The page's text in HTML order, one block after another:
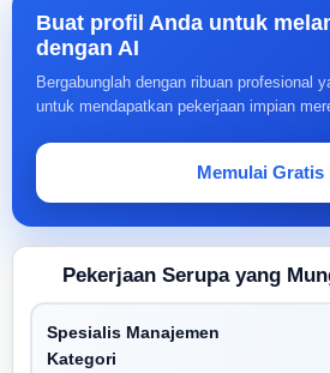
Buat profil Anda untuk
dengan AI
Bergabunglah dengan ribuan profesional
untuk mendapatkan pekerjaan impian
Memulai Gratis
Pekerjaan Serupa yang
Spesialis Manajemen
Kategori